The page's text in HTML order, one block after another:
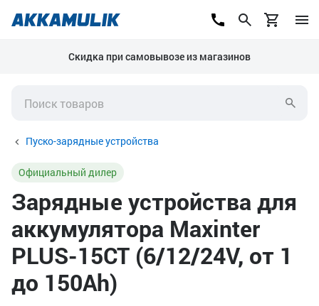
Скидка при самовывозе из магазинов
Пуско-зарядные устройства
Официальный дилер
Зарядные устройства для
аккумулятора Maxinter
PLUS-15CT (6/12/24V, от 1
до 150Ah)